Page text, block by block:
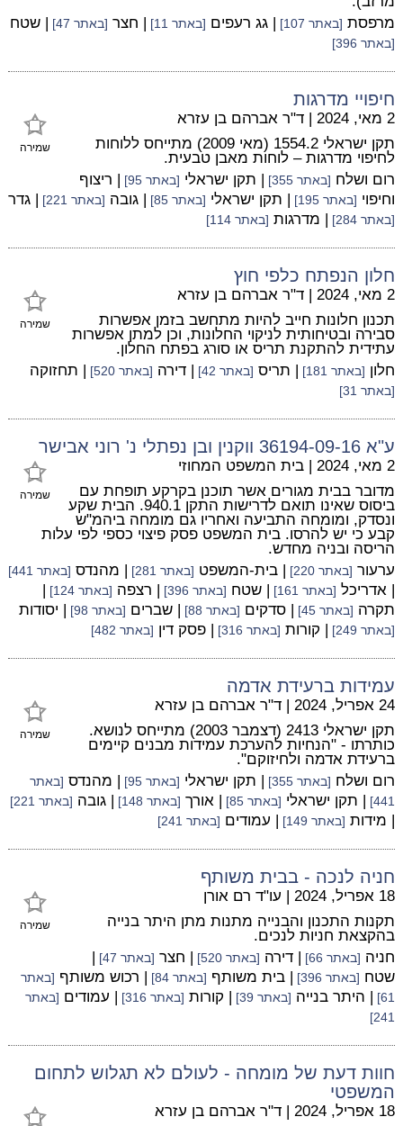
מרפסת [באתר 107] | גג רעפים [באתר 11] | חצר [באתר 47] | שטח
[באתר 396]
חיפויי מדרגות
שמירה
2 מאי, 2024 | ד"ר אברהם בן עזרא
תקן ישראלי 1554.2 (מאי 2009) מתייחס ללוחות
לחיפוי מדרגות – לוחות מאבן טבעית.
רום ושלח [באתר 355] | תקן ישראלי [באתר 95]
| ריצוף
וחיפוי [באתר 195] | תקן ישראלי [באתר 85] | גובה [באתר 221] | גדר
[באתר 284] | מדרגות [באתר 114]
חלון הנפתח כלפי חוץ
שמירה
2 מאי, 2024 | ד"ר אברהם בן עזרא
תכנון חלונות חייב להיות מתחשב בזמן אפשרות
סבירה ובטיחותית לניקוי החלונות, וכן למתן אפשרות
עתידית להתקנת תריס או סורג בפתח החלון.
חלון [באתר 181] | תריס [באתר 42] | דירה [באתר 520] | תחזוקה
[באתר 31]
ע"א 36194-09-16 ווקנין ובן נפתלי נ' רוני אבישר
שמירה
2 מאי, 2024 | בית המשפט המחוזי
מדובר בבית מגורים אשר תוכנן בקרקע תופחת עם
ביסוס שאינו תואם לדרישות התקן 940.1. הבית שקע
ונסדק, ומומחה התביעה ואחריו גם מומחה ביהמ"ש
קבע כי יש להרסו. בית המשפט פסק פיצוי כספי לפי עלות
הריסה ובניה מחדש.
ערעור [באתר 220] | בית-המשפט [באתר 281] | מהנדס [באתר 441]
| אדריכל [באתר 161] | שטח [באתר 396] | רצפה [באתר 124]
|
תקרה [באתר 45] | סדקים [באתר 88] | שברים [באתר 98] | יסודות
[באתר 249] | קורות [באתר 316] | פסק דין [באתר 482]
עמידות ברעידת אדמה
שמירה
24 אפריל, 2024 | ד"ר אברהם בן עזרא
תקן ישראלי 2413 (דצמבר 2003) מתייחס לנושא.
כותרתו - "הנחיות להערכת עמידות מבנים קיימים
ברעידת אדמה ולחיזוקם".
רום ושלח [באתר 355] | תקן ישראלי [באתר 95] | מהנדס [באתר
441]
| תקן ישראלי [באתר 85] | אורך [באתר 148] | גובה [באתר 221]
| מידות [באתר 149] | עמודים [באתר 241]
חניה לנכה - בבית משותף
שמירה
18 אפריל, 2024 | עו"ד רם אורן
תקנות התכנון והבנייה מתנות מתן היתר בנייה
בהקצאת חניות לנכים.
חניה [באתר 66] | דירה [באתר 520] | חצר [באתר 47]
|
שטח [באתר 396] | בית משותף [באתר 84] | רכוש משותף [באתר
61]
| היתר בנייה [באתר 39] | קורות [באתר 316] | עמודים [באתר
241]
חוות דעת של מומחה - לעולם לא תגלוש לתחום
המשפטי
18 אפריל, 2024 | ד"ר אברהם בן עזרא